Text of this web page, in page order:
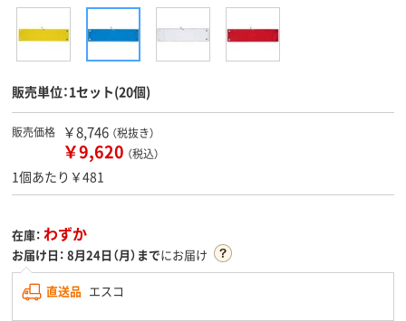
販売単位：1セット(20個)
販売価格 ￥8,746 （税抜き）
￥9,620 （税込）
1個あたり￥481
在庫： わずか
お届け日： 8月24日（月）までにお届け
直送品 エスコ